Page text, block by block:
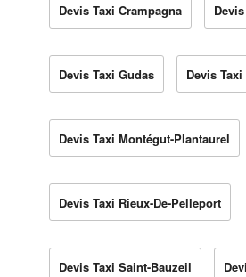
Devis Taxi Crampagna
Devis Taxi Gudas Devis
Devis Taxi Montégut-Plantaurel
Devis Taxi Rieux-De-Pelleport
Devis Taxi Saint-Bauzeil